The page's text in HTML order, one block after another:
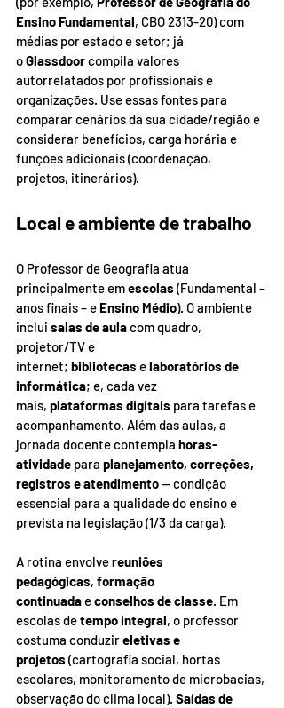
Ensino Fundamental, CBO 2313-20) com
médias por estado e setor; já
o Glassdoor compila valores
autorrelatados por profissionais e
organizações. Use essas fontes para
comparar cenários da sua cidade/região e
considerar benefícios, carga horária e
funções adicionais (coordenação,
projetos, itinerários).
Local e ambiente de trabalho
O Professor de Geografia atua
principalmente em escolas (Fundamental –
anos finais – e Ensino Médio). O ambiente
inclui salas de aula com quadro,
projetor/TV e
internet; bibliotecas e laboratórios de
informática; e, cada vez
mais, plataformas digitais para tarefas e
acompanhamento. Além das aulas, a
jornada docente contempla horas-
atividade para planejamento, correções,
registros e atendimento — condição
essencial para a qualidade do ensino e
prevista na legislação (1/3 da carga).
A rotina envolve reuniões
pedagógicas, formação
continuada e conselhos de classe. Em
escolas de tempo integral, o professor
costuma conduzir eletivas e
projetos (cartografia social, hortas
escolares, monitoramento de microbacias,
observação do clima local). Saídas de